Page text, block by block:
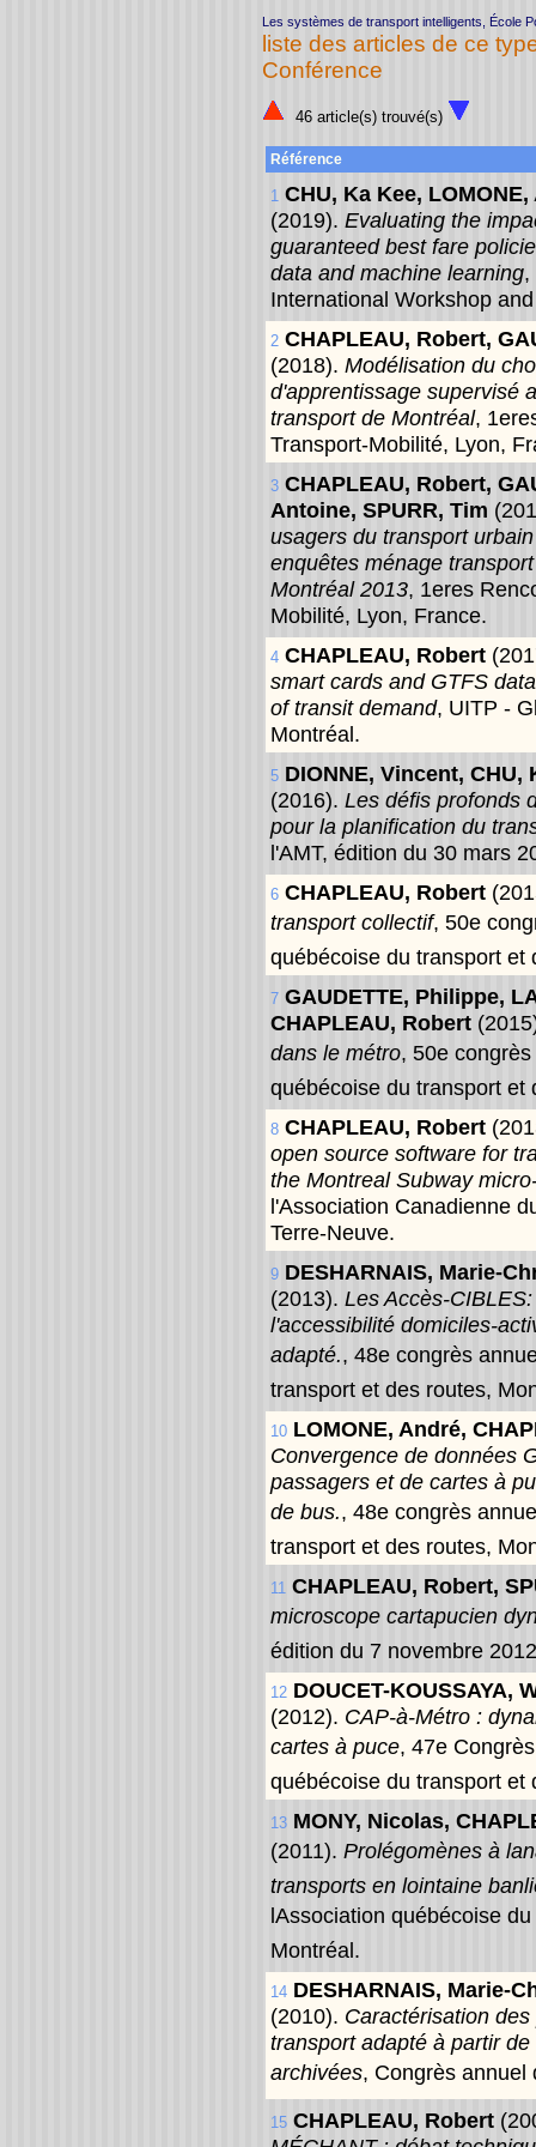
Les systèmes de transport intelligents, École
liste des articles de ce
Conférence
46 article(s) trouvé(s)
Référence
1 CHU, Ka Kee,
(2019). Evaluating the
guaranteed best fare
data and machine learning,
International Workshop
2 CHAPLEAU, Robert,
(2018). Modélisation du
d'apprentissage supervisé
transport de Montréal,
Transport-Mobilité, Lyon,
3 CHAPLEAU, Robert,
Antoine, SPURR, Tim
usagers du transport
enquêtes ménage
Montréal 2013, 1eres
Mobilité, Lyon, France.
4 CHAPLEAU, Robert
smart cards and GTFS
of transit demand, UITP -
Montréal.
5 DIONNE, Vincent, CHU,
(2016). Les défis profonds
pour la planification du
l'AMT, édition du 30 mars
6 CHAPLEAU, Robert
transport collectif, 50e
québécoise du transport et
7 GAUDETTE, Philippe,
CHAPLEAU, Robert
dans le métro, 50e congrès
québécoise du transport et
8 CHAPLEAU, Robert
open source software for
the Montreal Subway
l'Association Canadienne
Terre-Neuve.
9 DESHARNAIS, Marie-
(2013). Les Accès-
l'accessibilité domiciles-
adapté., 48e congrès
transport et des routes,
10 LOMONE, André,
Convergence de données
passagers et de cartes à
de bus., 48e congrès
transport et des routes,
11 CHAPLEAU, Robert,
microscope cartapucien
édition du 7 novembre
12 DOUCET-KOUSSAYA,
(2012). CAP-à-Métro :
cartes à puce, 47e
québécoise du transport et
13 MONY, Nicolas,
(2011). Prolégomènes à
transports en lointaine
lAssociation québécoise
Montréal.
14 DESHARNAIS, Marie-
(2010). Caractérisation
transport adapté à partir
archivées, Congrès annuel
15 CHAPLEAU, Robert